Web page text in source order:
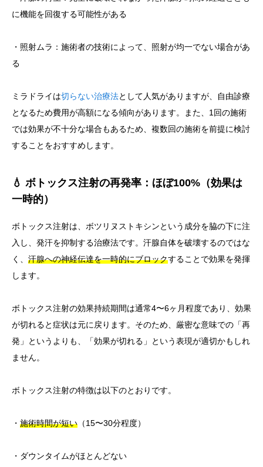
に機能を回復する可能性がある
・照射ムラ：施術者の技術によって、照射が均一でない場合があ
る
ミラドライは切らない治療法として人気がありますが、自由診療
となるため費用が高額になる傾向があります。また、1回の施術
では効果が不十分な場合もあるため、複数回の施術を前提に検討
することをおすすめします。
💧 ボトックス注射の再発率：ほぼ100%（効果は
一時的）
ボトックス注射は、ボツリヌストキシンという成分を脇の下に注
入し、発汗を抑制する治療法です。汗腺自体を破壊するのではな
く、 汗腺への神経伝達を一時的にブロックすることで効果を発揮
します。
ボトックス注射の効果持続期間は通常4〜6ヶ月程度であり、効果
が切れると症状は元に戻ります。そのため、厳密な意味での「再
発」というよりも、「効果が切れる」という表現が適切かもしれ
ません。
ボトックス注射の特徴は以下のとおりです。
・ 施術時間が短い （15〜30分程度）
・ダウンタイムがほとんどない